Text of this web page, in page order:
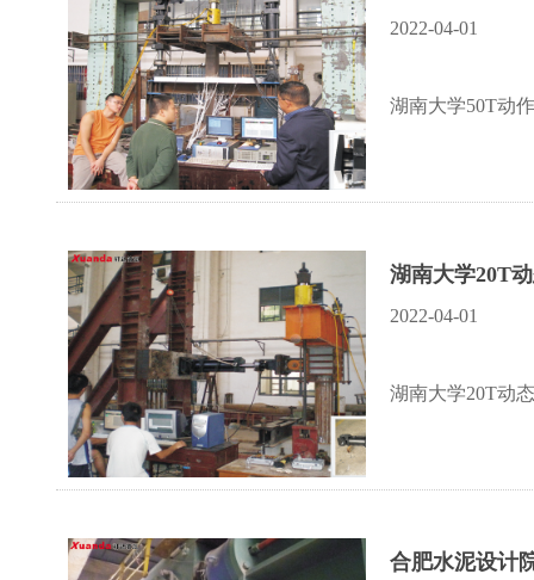
2022-04-01
湖南大学50T动
湖南大学20T
2022-04-01
湖南大学20T动
合肥水泥设计